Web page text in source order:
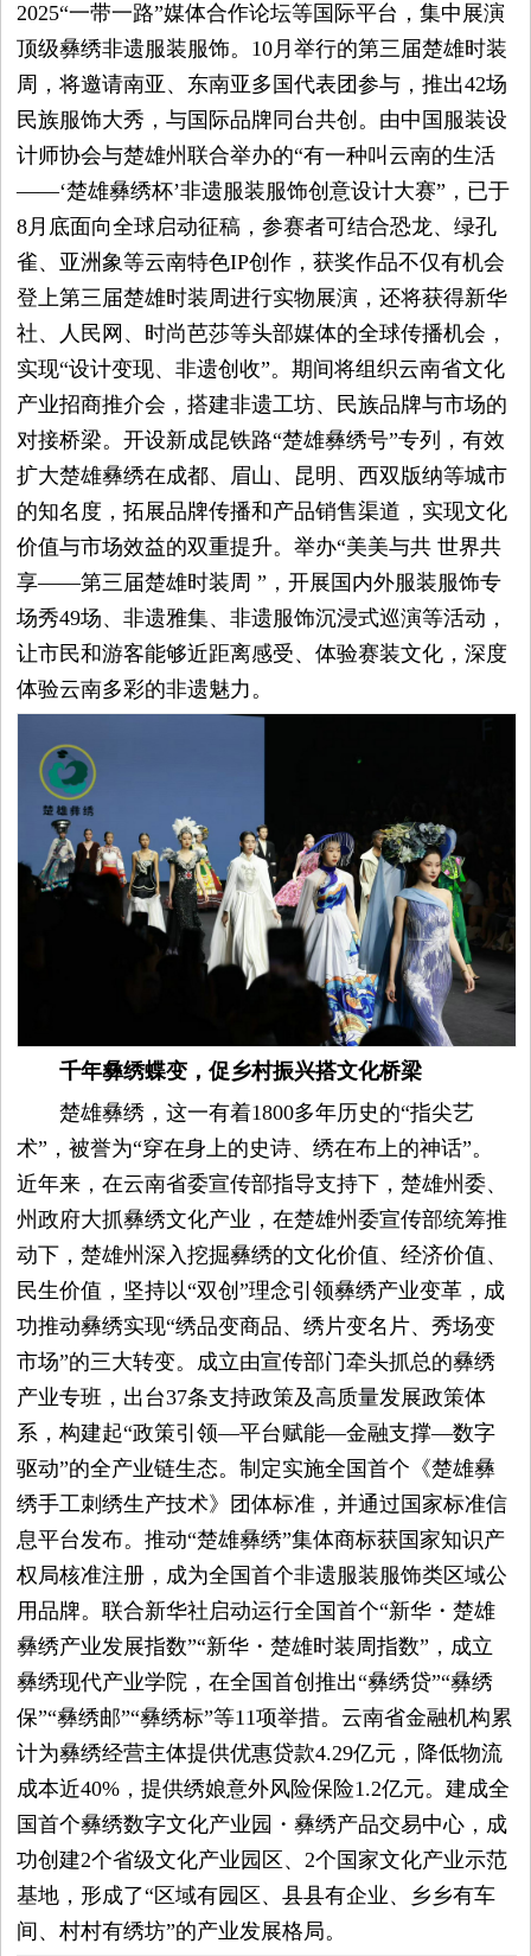
周
时
尚
2025“一带一路”媒体合作论坛等国际平台，集中展演
顶级彝绣非遗服装服饰。10月举行的第三届楚雄时装
周，将邀请南亚、东南亚多国代表团参与，推出42场
民族服饰大秀，与国际品牌同台共创。由中国服装设
计师协会与楚雄州联合举办的“有一种叫云南的生活
——‘楚雄彝绣杯’非遗服装服饰创意设计大赛”，已于
8月底面向全球启动征稿，参赛者可结合恐龙、绿孔
雀、亚洲象等云南特色IP创作，获奖作品不仅有机会
登上第三届楚雄时装周进行实物展演，还将获得新华
社、人民网、时尚芭莎等头部媒体的全球传播机会，
实现“设计变现、非遗创收”。期间将组织云南省文化
产业招商推介会，搭建非遗工坊、民族品牌与市场的
对接桥梁。开设新成昆铁路“楚雄彝绣号”专列，有效
扩大楚雄彝绣在成都、眉山、昆明、西双版纳等城市
的知名度，拓展品牌传播和产品销售渠道，实现文化
价值与市场效益的双重提升。举办“美美与共 世界共
享——第三届楚雄时装周 ”，开展国内外服装服饰专
场秀49场、非遗雅集、非遗服饰沉浸式巡演等活动，
让市民和游客能够近距离感受、体验赛装文化，深度
体验云南多彩的非遗魅力。
千年彝绣蝶变，促乡村振兴搭文化桥梁
楚雄彝绣，这一有着1800多年历史的“指尖艺
术”，被誉为“穿在身上的史诗、绣在布上的神话”。
近年来，在云南省委宣传部指导支持下，楚雄州委、
州政府大抓彝绣文化产业，在楚雄州委宣传部统筹推
动下，楚雄州深入挖掘彝绣的文化价值、经济价值、
民生价值，坚持以“双创”理念引领彝绣产业变革，成
功推动彝绣实现“绣品变商品、绣片变名片、秀场变
市场”的三大转变。成立由宣传部门牵头抓总的彝绣
产业专班，出台37条支持政策及高质量发展政策体
系，构建起“政策引领—平台赋能—金融支撑—数字
驱动”的全产业链生态。制定实施全国首个《楚雄彝
绣手工刺绣生产技术》团体标准，并通过国家标准信
息平台发布。推动“楚雄彝绣”集体商标获国家知识产
权局核准注册，成为全国首个非遗服装服饰类区域公
用品牌。联合新华社启动运行全国首个“新华・楚雄
彝绣产业发展指数”“新华・楚雄时装周指数”，成立
彝绣现代产业学院，在全国首创推出“彝绣贷”“彝绣
保”“彝绣邮”“彝绣标”等11项举措。云南省金融机构累
计为彝绣经营主体提供优惠贷款4.29亿元，降低物流
成本近40%，提供绣娘意外风险保险1.2亿元。建成全
国首个彝绣数字文化产业园・彝绣产品交易中心，成
功创建2个省级文化产业园区、2个国家文化产业示范
基地，形成了“区域有园区、县县有企业、乡乡有车
间、村村有绣坊”的产业发展格局。